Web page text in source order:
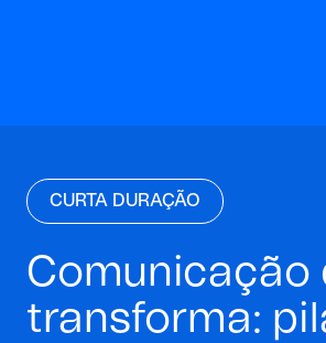
CURTA DURAÇÃO
Comunicação
transforma: